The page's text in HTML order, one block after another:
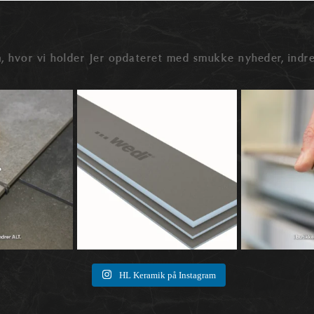
hvor vi holder Jer opdateret med smukke nyheder,
snakken ofte ved
🛠️ Hvad er wedi byggeplader – og hvad kan
0
🔍 Rektificerede
HL Keramik på Instagram